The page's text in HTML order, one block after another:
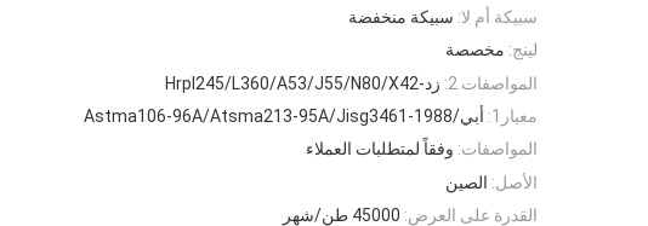
سبيكة أم لا: سبيكة منخفضة
لينج: مخصصة
المواصفات 2:
زد-Hrpl245/L360/A53/J55/N80/X42
معيار1:
أبي/Astma106-96A/Atsma213-95A/Jisg3461-1988
المواصفات: وفقاً لمتطلبات العملاء
الأصل: الصين
القدرة على العرض: 45000 طن/شهر